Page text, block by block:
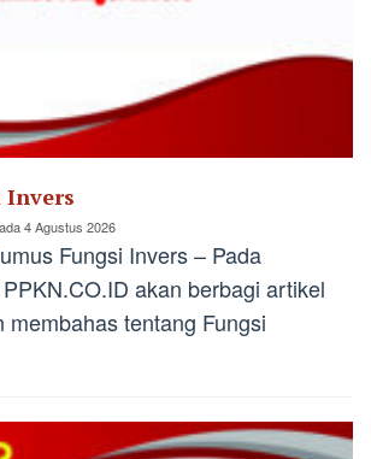
Invers
4 Agustus 2026
Fungsi Invers – Pada
akan berbagi artikel
membahas tentang Fungsi